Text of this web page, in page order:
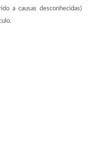
a causas desconhecidas)